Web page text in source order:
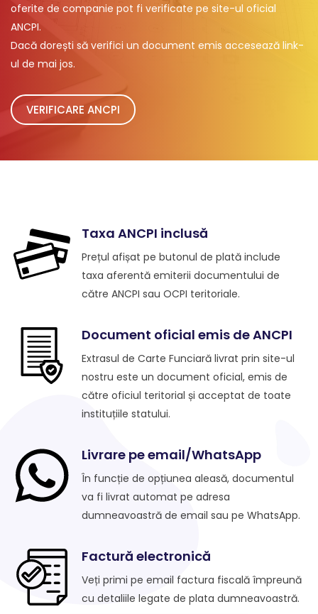
oferite de companie pot fi verificate pe site-ul oficial
ANCPI.
Dacă dorești să verifici un document emis accesează link-
ul de mai jos.
VERIFICARE ANCPI
Taxa ANCPI inclusă
Prețul afișat pe butonul de plată include
taxa aferentă emiterii documentului de
către ANCPI sau OCPI teritoriale.
Document oficial emis de ANCPI
Extrasul de Carte Funciară livrat prin site-ul
nostru este un document oficial, emis de
către oficiul teritorial și acceptat de toate
instituțiile statului.
Livrare pe email/WhatsApp
În funcție de opțiunea aleasă, documentul
va fi livrat automat pe adresa
dumneavoastră de email sau pe WhatsApp.
Factură electronică
Veți primi pe email factura fiscală împreună
cu detaliile legate de plata dumneavoastră.